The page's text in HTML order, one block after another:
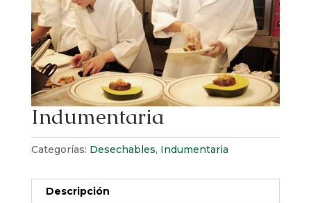
Indumentaria
Categorías: Desechables, Indumentaria
Descripción